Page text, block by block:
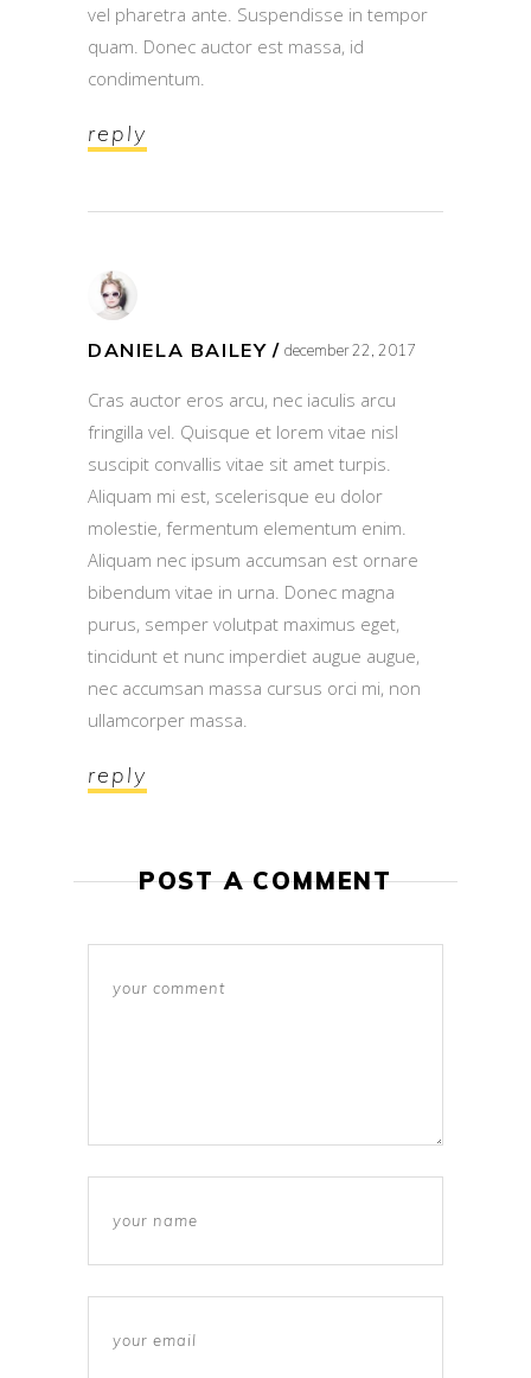
vel pharetra ante. Suspendisse in tempor
quam. Donec auctor est massa, id
condimentum.
reply
DANIELA BAILEY december 22, 2017
Cras auctor eros arcu, nec iaculis arcu
fringilla vel. Quisque et lorem vitae nisl
suscipit convallis vitae sit amet turpis.
Aliquam mi est, scelerisque eu dolor
molestie, fermentum elementum enim.
Aliquam nec ipsum accumsan est ornare
bibendum vitae in urna. Donec magna
purus, semper volutpat maximus eget,
tincidunt et nunc imperdiet augue augue,
nec accumsan massa cursus orci mi, non
ullamcorper massa.
reply
POST A COMMENT